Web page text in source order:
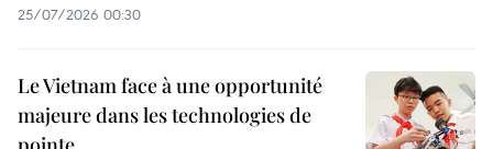
25/07/2026 00:30
Le Vietnam face à une opportunité
majeure dans les technologies de